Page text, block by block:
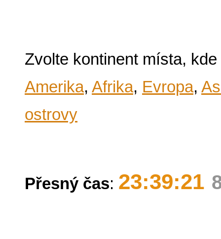
Zvolte kontinent místa,
Amerika, Afrika, Evropa,
ostrovy
Přesný čas: 23:39:21